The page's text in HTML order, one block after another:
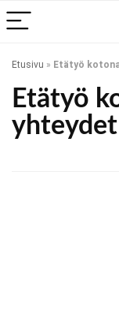
Etusivu » Etätyö
Etätyö